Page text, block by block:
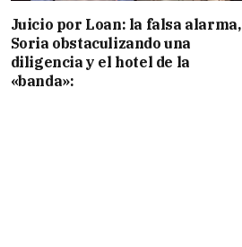
Juicio por Loan: la falsa alarma,
Soria obstaculizando una
diligencia y el hotel de la
«banda»: